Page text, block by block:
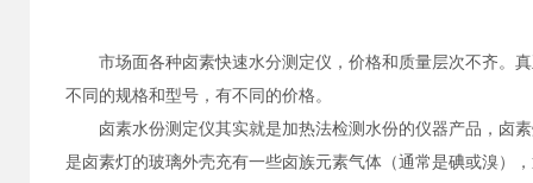
市场面各种卤素快速水分测定仪，价格和质量层次不齐。真
不同的规格和型号，有不同的价格。
卤素水份测定仪其实就是加热法检测水份的仪器产品，卤素
是卤素灯的玻璃外壳充有一些卤族元素气体（通常是碘或溴）